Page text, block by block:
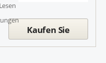
Lesen
Kaufen Sie